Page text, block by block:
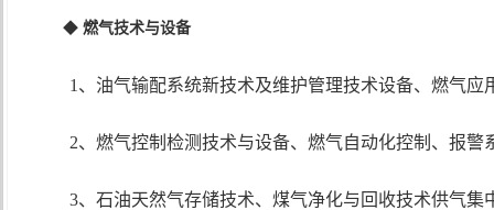
◆ 燃气技术与设备
1、油气输配系统新技术及维护管理技术设备、燃气应
2、燃气控制检测技术与设备、燃气自动化控制、报警
3、石油天然气存储技术、煤气净化与回收技术供气集